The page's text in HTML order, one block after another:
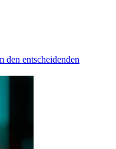
den entscheidenden